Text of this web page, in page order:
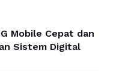
Mobile Cepat dan
Sistem Digital